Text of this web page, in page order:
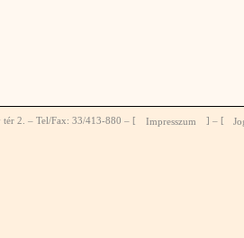
2. – Tel/Fax: 33/413-880 – [ Impresszum ] – [